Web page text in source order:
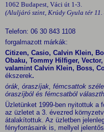
1062 Budapest, Váci út 1-3.
(Aluljáró szint, Krúdy Gyula tér 11.
Telefon: 06 30 843 1108
forgalmazott márkák:
Citizen, Casio, Calvin Klein,
Obaku, Tommy Hilfiger,
valamint Calvin Klein, Boss,
ékszerek.
órák, óraszíjak, fémcsattok
óraszíjból és fémcsatból
Üzletünket 1999-ben nyitottuk a
az üzletet a 3. évezred
átalakítottuk. Az üzletben
fényforrásaink is, mellyel